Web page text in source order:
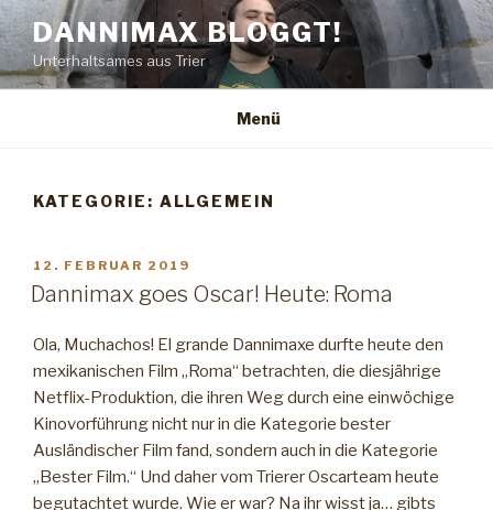
Zum
Inhalt
springen
DANNIMAX BLOGGT!
Unterhaltsames aus Trier
Menü
KATEGORIE: ALLGEMEIN
VERÖFFENTLICHT
AM
12. FEBRUAR 2019
Dannimax goes Oscar! Heute: Roma
Ola, Muchachos! El grande Dannimaxe durfte heute den
mexikanischen Film „Roma“ betrachten, die diesjährige
Netflix-Produktion, die ihren Weg durch eine einwöchige
Kinovorführung nicht nur in die Kategorie bester
Ausländischer Film fand, sondern auch in die Kategorie
„Bester Film.“ Und daher vom Trierer Oscarteam heute
begutachtet wurde. Wie er war? Na ihr wisst ja… gibts